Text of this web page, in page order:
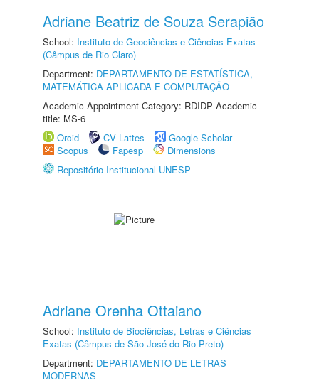
Adriane Beatriz de Souza Serapião
School: Instituto de Geociências e Ciências Exatas
(Câmpus de Rio Claro)
Department: DEPARTAMENTO DE ESTATÍSTICA,
MATEMÁTICA APLICADA E COMPUTAÇÃO
Academic Appointment Category: RDIDP Academic
title: MS-6
Orcid
CV Lattes
Google Scholar
Scopus
Fapesp
Dimensions
Repositório Institucional UNESP
Adriane Orenha Ottaiano
School: Instituto de Biociências, Letras e Ciências
Exatas (Câmpus de São José do Rio Preto)
Department: DEPARTAMENTO DE LETRAS
MODERNAS